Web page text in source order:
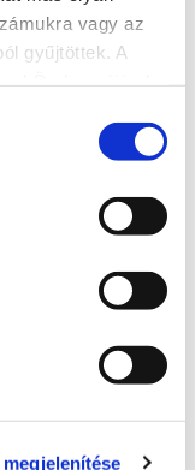
vagy az
gyűjtöttek. A